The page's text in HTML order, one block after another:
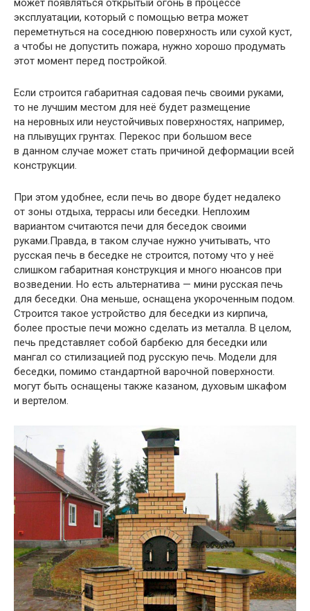
может появляться открытый огонь в процессе
эксплуатации, который с помощью ветра может
переметнуться на соседнюю поверхность или сухой куст,
а чтобы не допустить пожара, нужно хорошо продумать
этот момент перед постройкой.
Если строится габаритная садовая печь своими руками,
то не лучшим местом для неё будет размещение
на неровных или неустойчивых поверхностях, например,
на плывущих грунтах. Перекос при большом весе
в данном случае может стать причиной деформации всей
конструкции.
При этом удобнее, если печь во дворе будет недалеко
от зоны отдыха, террасы или беседки. Неплохим
вариантом считаются печи для беседок своими
руками.Правда, в таком случае нужно учитывать, что
русская печь в беседке не строится, потому что у неё
слишком габаритная конструкция и много нюансов при
возведении. Но есть альтернатива — мини русская печь
для беседки. Она меньше, оснащена укороченным подом.
Строится такое устройство для беседки из кирпича,
более простые печи можно сделать из металла. В целом,
печь представляет собой барбекю для беседки или
мангал со стилизацией под русскую печь. Модели для
беседки, помимо стандартной варочной поверхности.
могут быть оснащены также казаном, духовым шкафом
и вертелом.